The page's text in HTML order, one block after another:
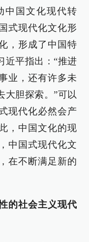
中国文化现代转
式现代化文化形
，形成了中国特
近平指出：“推进
业，还有许多未
大胆探索。”可以
现代化必然会产
，中国文化的现
中国式现代化文
在不断满足新的
的社会主义现代